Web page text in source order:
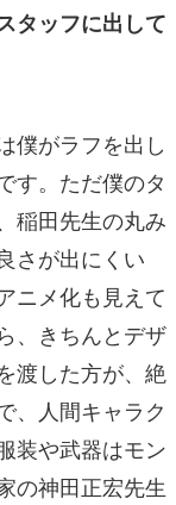
タッフに出して
僕がラフを出し
す。ただ僕のタ
稲田先生の丸み
さが出にくい
ニメ化も見えて
、きちんとデザ
渡した方が、絶
、人間キャラク
装や武器はモン
の神田正宏先生